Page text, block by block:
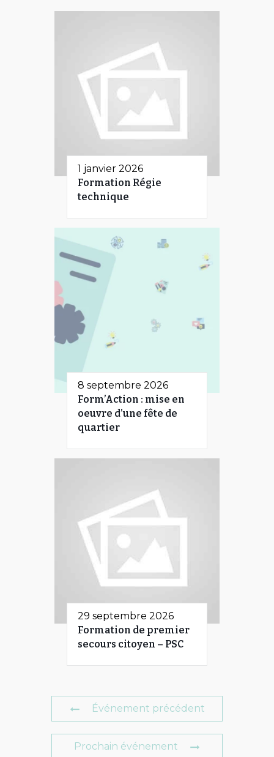
1 janvier 2026
Formation Régie
technique
8 septembre 2026
Form’Action : mise en
oeuvre d’une fête de
quartier
29 septembre 2026
Formation de premier
secours citoyen – PSC
Événement précédent
Prochain événement